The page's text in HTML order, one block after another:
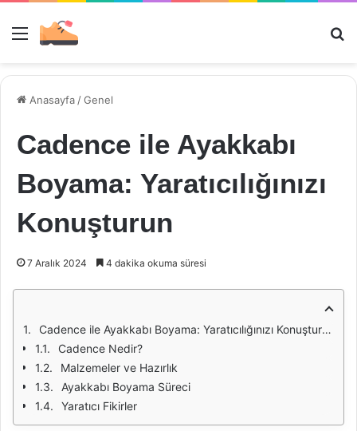
Menü
Anasayfa /Genel
Cadence ile Ayakkabı
Boyama: Yaratıcılığınızı
Konuşturun
7 Aralık 2024 4 dakika okuma süresi
Cadence ile Ayakkabı Boyama: Yaratıcılığınızı Konuşturun
Cadence Nedir?
Malzemeler ve Hazırlık
Ayakkabı Boyama Süreci
Yaratıcı Fikirler